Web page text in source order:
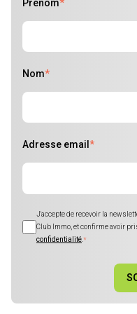
Prénom*
Nom*
Adresse email *
J'accepte de recevoir la
Club Immo, et confirme avoir
confidentialité*